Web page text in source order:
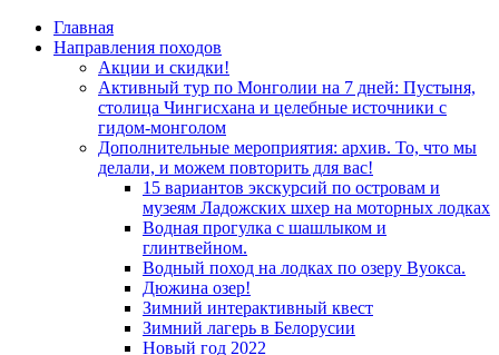
Главная
Направления походов
Акции и скидки!
Активный тур по Монголии на 7 дней: Пустыня,
столица Чингисхана и целебные источники с
гидом-монголом
Дополнительные мероприятия: архив. То, что мы
делали, и можем повторить для вас!
15 вариантов экскурсий по островам и
музеям Ладожских шхер на моторных лодках
Водная прогулка с шашлыком и
глинтвейном.
Водный поход на лодках по озеру Вуокса.
Дюжина озер!
Зимний интерактивный квест
Зимний лагерь в Белорусии
Новый год 2022